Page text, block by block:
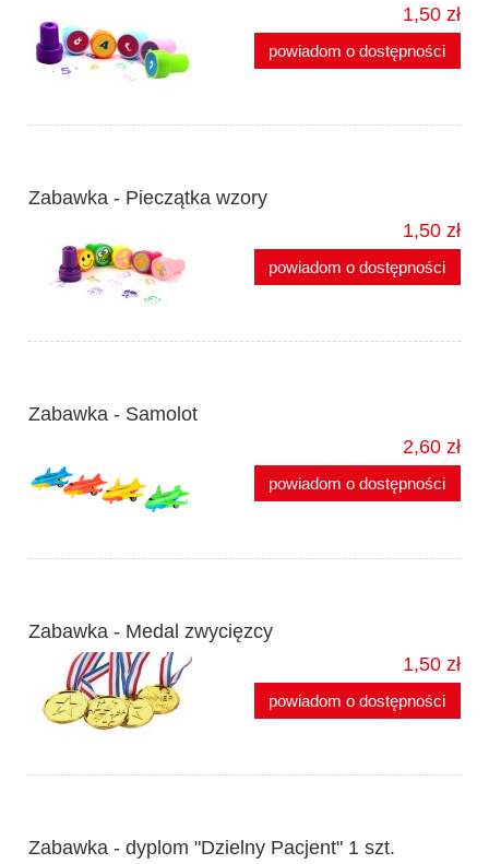
1,50 zł
powiadom o dostępności
Zabawka - Pieczątka wzory
1,50 zł
powiadom o dostępności
Zabawka - Samolot
2,60 zł
powiadom o dostępności
Zabawka - Medal zwycięzcy
1,50 zł
powiadom o dostępności
Zabawka - dyplom "Dzielny Pacjent" 1 szt.